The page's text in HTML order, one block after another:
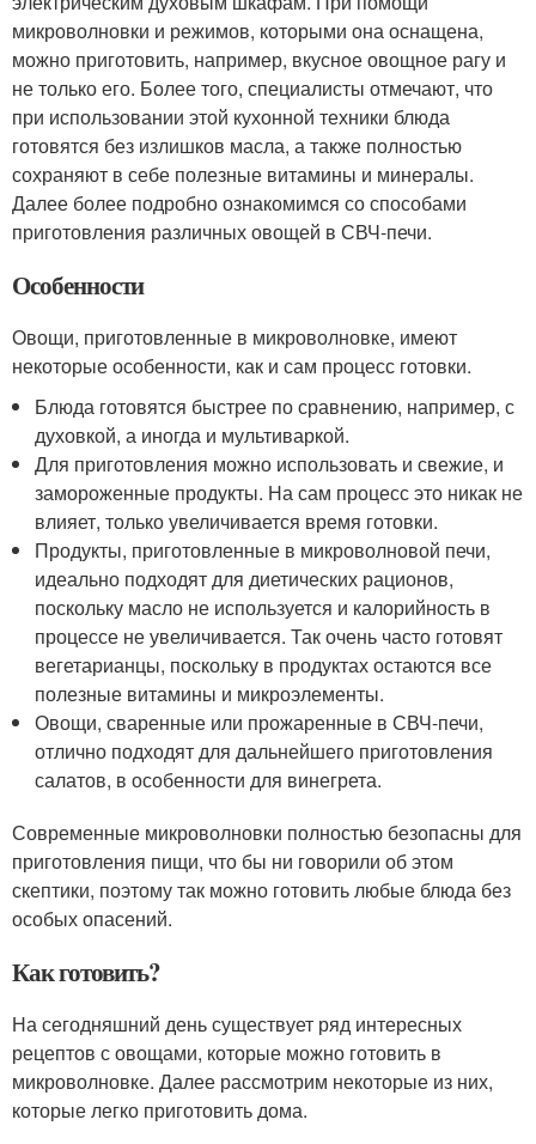
микроволновки и режимов, которыми она оснащена,
можно приготовить, например, вкусное овощное рагу и
не только его. Более того, специалисты отмечают, что
при использовании этой кухонной техники блюда
готовятся без излишков масла, а также полностью
сохраняют в себе полезные витамины и минералы.
Далее более подробно ознакомимся со способами
приготовления различных овощей в СВЧ-печи.
Особенности
Овощи, приготовленные в микроволновке, имеют
некоторые особенности, как и сам процесс готовки.
Блюда готовятся быстрее по сравнению, например, с
духовкой, а иногда и мультиваркой.
Для приготовления можно использовать и свежие, и
замороженные продукты. На сам процесс это никак не
влияет, только увеличивается время готовки.
Продукты, приготовленные в микроволновой печи,
идеально подходят для диетических рационов,
поскольку масло не используется и калорийность в
процессе не увеличивается. Так очень часто готовят
вегетарианцы, поскольку в продуктах остаются все
полезные витамины и микроэлементы.
Овощи, сваренные или прожаренные в СВЧ-печи,
отлично подходят для дальнейшего приготовления
салатов, в особенности для винегрета.
Современные микроволновки полностью безопасны для
приготовления пищи, что бы ни говорили об этом
скептики, поэтому так можно готовить любые блюда без
особых опасений.
Как готовить?
На сегодняшний день существует ряд интересных
рецептов с овощами, которые можно готовить в
микроволновке. Далее рассмотрим некоторые из них,
которые легко приготовить дома.